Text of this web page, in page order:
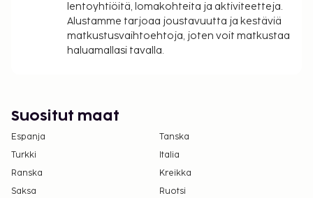
lentoyhtiöitä, lomakohteita ja aktiviteetteja.
Alustamme tarjoaa joustavuutta ja kestäviä
matkustusvaihtoehtoja, joten voit matkustaa
haluamallasi tavalla.
Suositut maat
Espanja
Tanska
Turkki
Italia
Ranska
Kreikka
Saksa
Ruotsi